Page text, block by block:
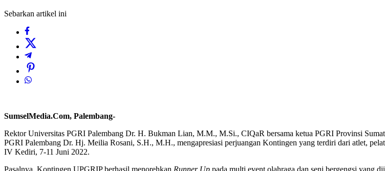
Sebarkan artikel ini
SumselMedia.Com, Palembang-
Rektor Universitas PGRI Palembang Dr. H. Bukman Lian, M.M., M.Si., CIQaR bersama ketua PGRI Provinsi
PGRI Palembang Dr. Hj. Meilia Rosani, S.H., M.H., mengapresiasi perjuangan Kontingen yang terdiri dari atlet,
IV Kediri, 7-11 Juni 2022.